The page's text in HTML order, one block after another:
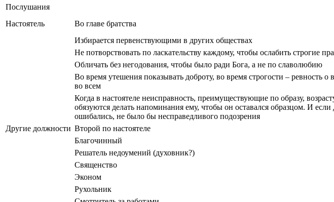
Послушания
Настоятель
Во главе братства
Избирается первенствующими в других обществах
Не потворствовать по ласкательству каждому, чтобы ослабить строгие
Обличать без негодования, чтобы было ради Бога, а не по славолюбию
Во время утешения показывать доброту, во время строгости – ревность о
во всем
Когда в настоятеле неисправность, преимуществующие по образу,
обязуются делать напоминания ему, чтобы он оставался образцом. И если
ошибались, не было бы несправедливого подозрения
Другие должности Второй по настоятеле
Благочинный
Решатель недоумений (духовник?)
Священство
Эконом
Рухольник